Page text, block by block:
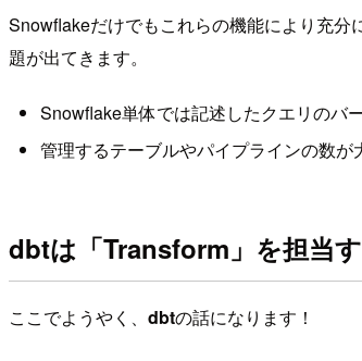
Snowflakeだけでもこれらの機能により充分
題が出てきます。
Snowflake単体では記述したクエリのバ
管理するテーブルやパイプラインの数
dbtは「Transform」を担当
ここでようやく、 dbtの話になります！